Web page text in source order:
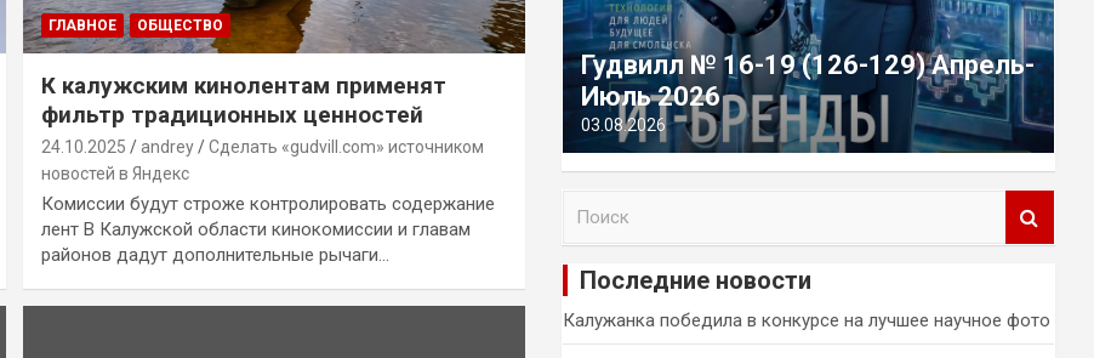
ГЛАВНОЕ ОБЩЕСТВО
К калужским кинолентам применят
фильтр традиционных ценностей
24.10.2025 andrey
Сделать «gudvill.com» источником
новостей в Яндекс
Комиссии будут строже контролировать содержание
лент В Калужской области кинокомиссии и главам
районов дадут дополнительные рычаги…
Гудвилл № 16-19 (126-129) Апрель-
Июль 2026
03.08.2026
и
Последние новости
Калужанка победила в конкурсе на лучшее научное фото